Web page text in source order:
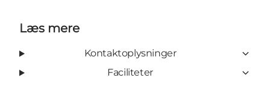
Læs mere
Kontaktoplysninger
Faciliteter